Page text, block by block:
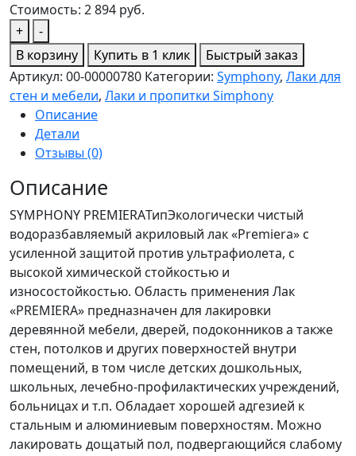
Стоимость: 2 894 руб.
+
Количество
товара
SYMPHONY
PREMIERA
Лак
д/
мебели
шелк-
матов.2,7л
ЕР
-
В корзину
Купить в 1 клик
Быстрый заказ
Артикул: 00-00000780 Категории: Symphony, Лаки для
стен и мебели, Лаки и пропитки Simphony
Описание
Детали
Отзывы (0)
Описание
SYMPHONY PREMIERAТипЭкологически чистый
водоразбавляемый акриловый лак «Premiera» с
усиленной защитой против ультрафиолета, с
высокой химической стойкостью и
износостойкостью. Область применения Лак
«PREMIERA» предназначен для лакировки
деревянной мебели, дверей, подоконников а также
стен, потолков и других поверхностей внутри
помещений, в том числе детских дошкольных,
школьных, лечебно-профилактических учреждений,
больницах и т.п. Обладает хорошей адгезией к
стальным и алюминиевым поверхностям. Можно
лакировать дощатый пол, подвергающийся слабому